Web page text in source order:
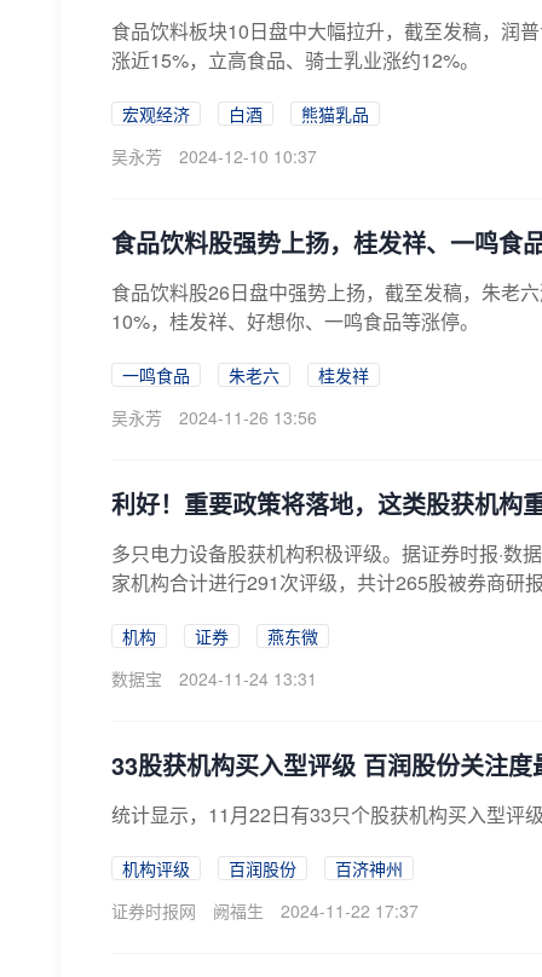
食品饮料板块10日盘中大幅拉升，截至发稿，润
涨近15%，立高食品、骑士乳业涨约12%。
宏观经济 白酒
熊猫乳品
吴永芳
2024-12-10 10:37
食品饮料股强势上扬，桂发祥、一鸣食
食品饮料股26日盘中强势上扬，截至发稿，朱老
10%，桂发祥、好想你、一鸣食品等涨停。
一鸣食品 朱老六
桂发祥
吴永芳
2024-11-26 13:56
利好！重要政策将落地，这类股获机构
多只电力设备股获机构积极评级。据证券时报·数
家机构合计进行291次评级，共计265股被券商研
机构 证券
燕东微
数据宝
2024-11-24 13:31
33股获机构买入型评级 百润股份关注度
统计显示，11月22日有33只个股获机构买入型评
机构评级 百润股份
百济神州
证券时报网
阙福生 2024-11-22 17:37